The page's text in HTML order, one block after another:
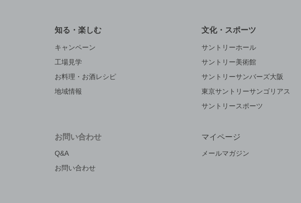
知る・楽しむ
キャンペーン
工場見学
お料理・お酒レシピ
地域情報
文化・スポーツ
サントリーホール
サントリー美術館
サントリーサンバーズ大阪
東京サントリーサンゴリアス
サントリースポーツ
お問い合わせ
Q&A
お問い合わせ
マイページ
メールマガジン